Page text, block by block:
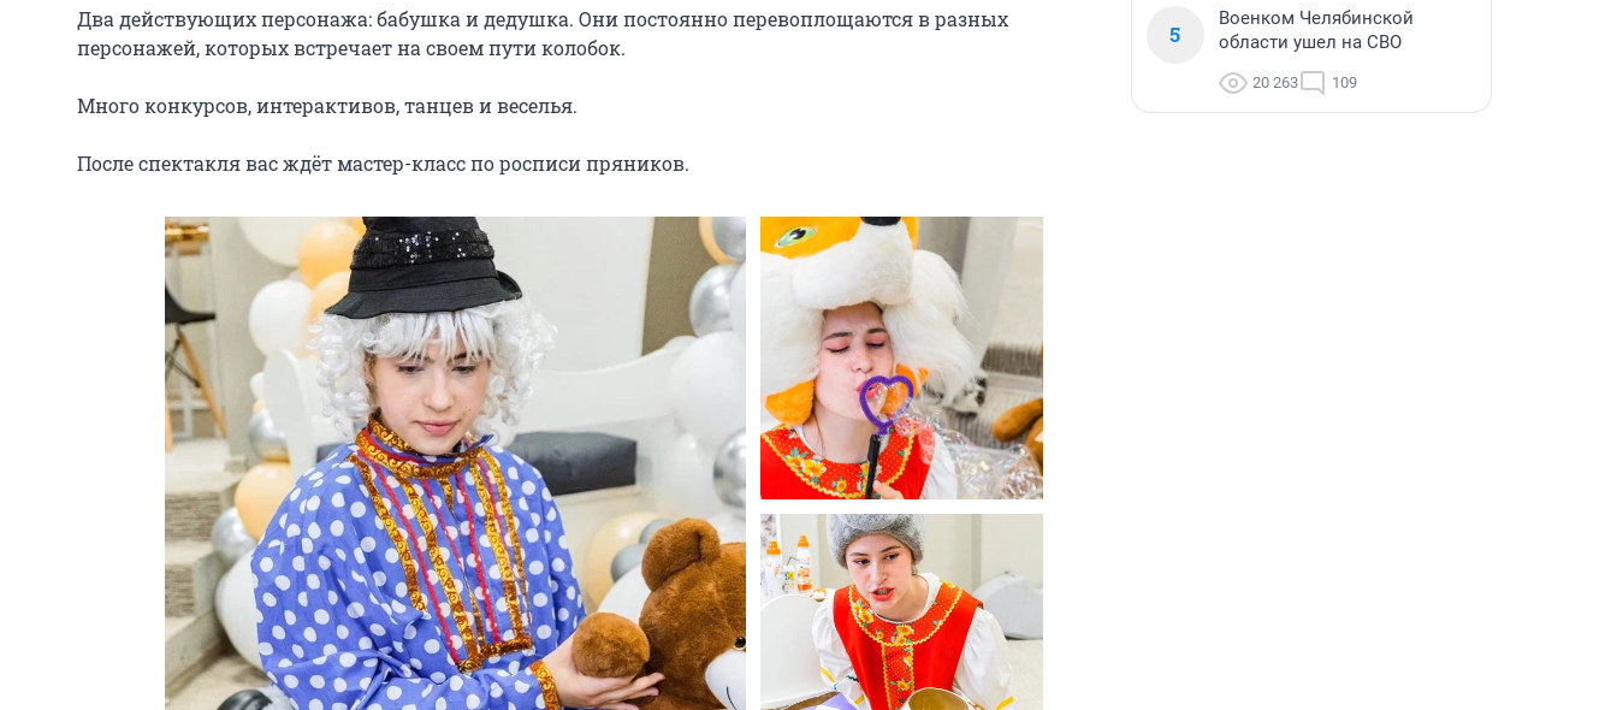
Два действующих персонажа: бабушка и дедушка. Они постоянно перевоплощаются в разных
персонажей, которых встречает на своем пути колобок.
Много конкурсов, интерактивов, танцев и веселья.
После спектакля вас ждёт мастер-класс по росписи пряников.
5
Военком Челябинской
области ушел на СВО
20 263 109